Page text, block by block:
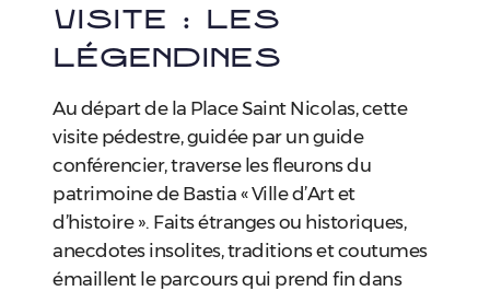
Visite : Les
Légendines
Au départ de la Place Saint Nicolas, cette
visite pédestre, guidée par un guide
conférencier, traverse les fleurons du
patrimoine de Bastia « Ville d’Art et
d’histoire ». Faits étranges ou historiques,
anecdotes insolites, traditions et coutumes
émaillent le parcours qui prend fin dans